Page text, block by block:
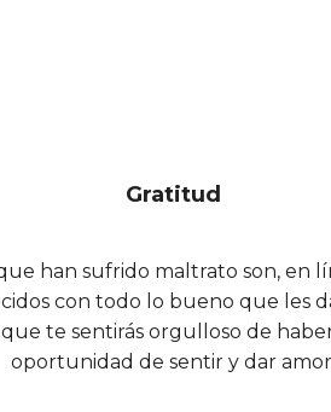
Gratitud
han sufrido maltrato son, en
con todo lo bueno que les
te sentirás orgulloso de
oportunidad de sentir y dar